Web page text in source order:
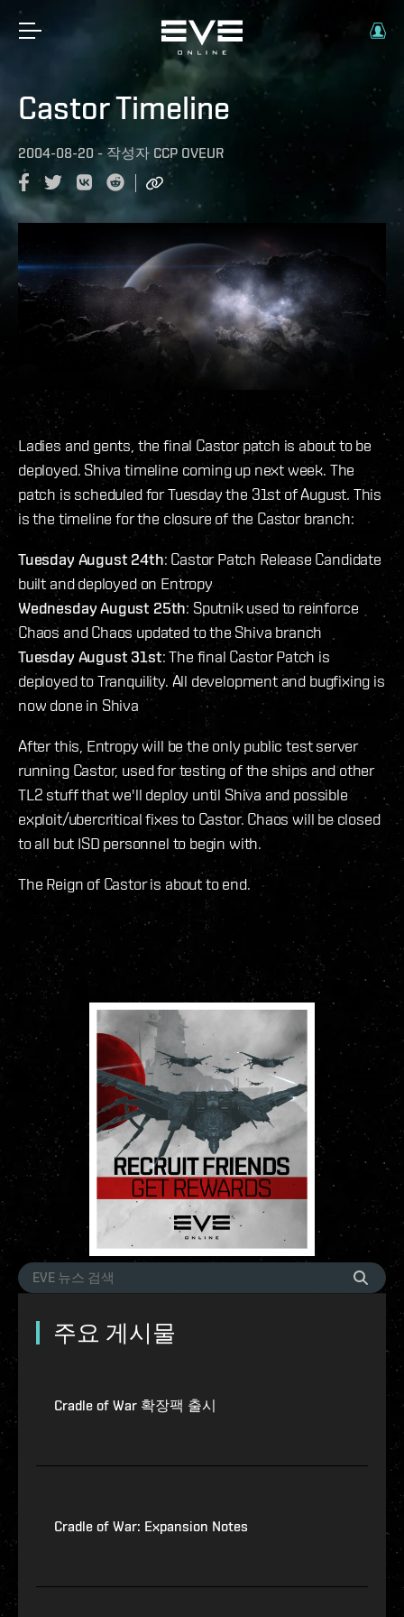
Castor Timeline
2004-08-20 - 작성자 CCP OVEUR
Ladies and gents, the final Castor patch is about to be
deployed. Shiva timeline coming up next week. The
patch is scheduled for Tuesday the 31st of August. This
is the timeline for the closure of the Castor branch:
Tuesday August 24th: Castor Patch Release Candidate
built and deployed on Entropy
Wednesday August 25th: Sputnik used to reinforce
Chaos and Chaos updated to the Shiva branch
Tuesday August 31st: The final Castor Patch is
deployed to Tranquility. All development and bugfixing is
now done in Shiva
After this, Entropy will be the only public test server
running Castor, used for testing of the ships and other
TL2 stuff that we'll deploy until Shiva and possible
exploit/ubercritical fixes to Castor. Chaos will be closed
to all but ISD personnel to begin with.
The Reign of Castor is about to end.
주요 게시물
Cradle of War 확장팩 출시
Cradle of War: Expansion Notes